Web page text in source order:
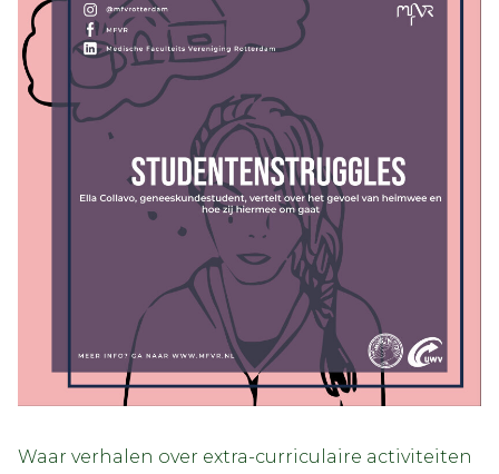
Waar verhalen over extra-curriculaire activiteiten